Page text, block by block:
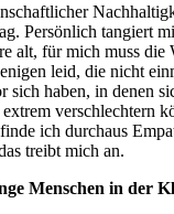
Persönlich tangiert
alt, für mich muss die
leid, die nicht
sich haben, in denen
verschlechtern
ich durchaus
treibt mich an.
Menschen in der